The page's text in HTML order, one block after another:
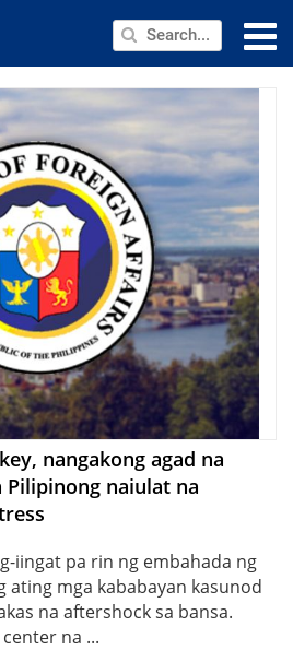
nangakong agad na
naiulat na
iingat pa rin ng embahada ng
ating mga kababayan kasunod
na aftershock sa bansa.
na ...